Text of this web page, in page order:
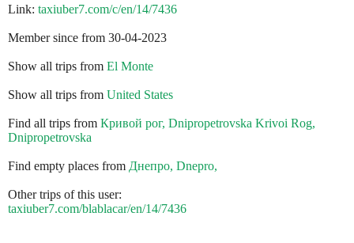
Link: taxiuber7.com/c/en/14/7436
Member since from 30-04-2023
Show all trips from El Monte
Show all trips from United States
Find all trips from Кривой рог, Dnipropetrovska Krivoi Rog,
Dnipropetrovska
Find empty places from Днепро, Dnepro,
Other trips of this user:
taxiuber7.com/blablacar/en/14/7436